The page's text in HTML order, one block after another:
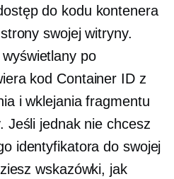
do kodu kontenera
swojej witryny.
po
kod Container ID z
i wklejania fragmentu
Jeśli jednak nie chcesz
identyfikatora do swojej
wskazówki, jak